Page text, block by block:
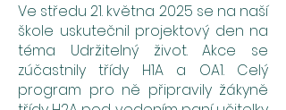
Ve středu 21. května 2025 se na naší
škole uskutečnil projektový den na
téma Udržitelný život. Akce se
zúčastnily třídy H1A a OA1. Celý
program pro ně připravily žákyně